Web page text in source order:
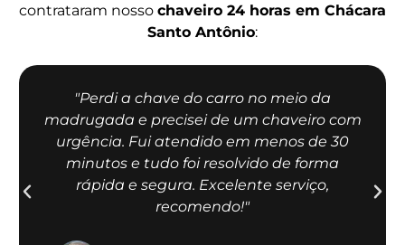
contrataram nosso chaveiro 24 horas em Chácara
Santo Antônio:
"Perdi a chave do carro no meio da
madrugada e precisei de um chaveiro com
urgência. Fui atendido em menos de 30
minutos e tudo foi resolvido de forma
rápida e segura. Excelente serviço,
recomendo!"